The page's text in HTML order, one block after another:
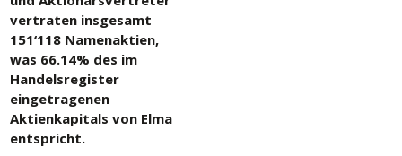
vertraten insgesamt
151‘118 Namenaktien,
was 66.14% des im
Handelsregister
eingetragenen
Aktienkapitals von Elma
entspricht.